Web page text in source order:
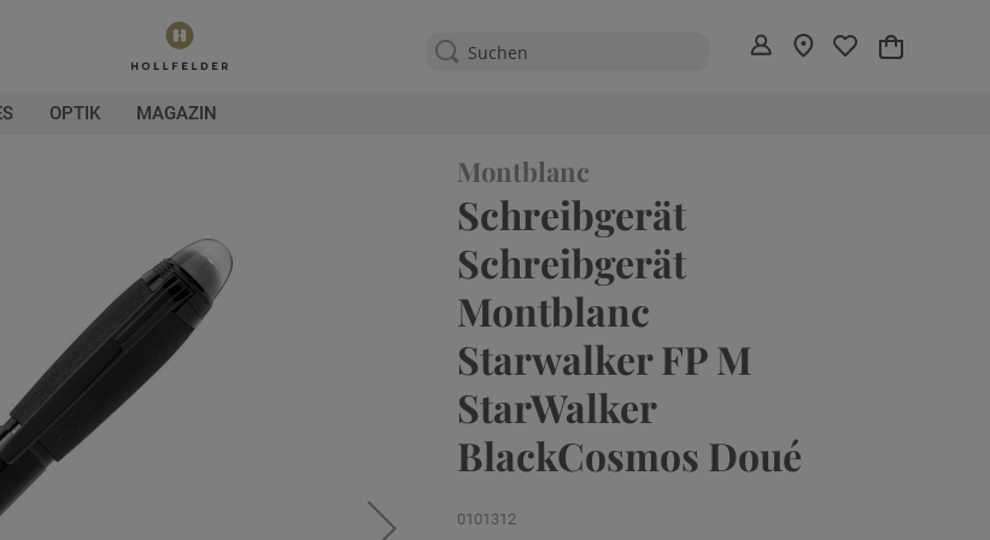
Mein
OPTIK MAGAZIN
Montblanc
Schreibgerät
Schreibgerät
Montblanc
Starwalker FP M
StarWalker
BlackCosmos Doué
0101312